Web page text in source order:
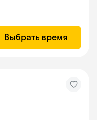
Выбрать время